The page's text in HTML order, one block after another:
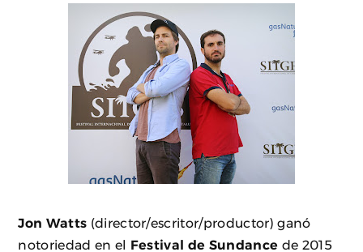
Jon Watts (director/escritor/productor) ganó
notoriedad en el Festival de Sundance de 2015